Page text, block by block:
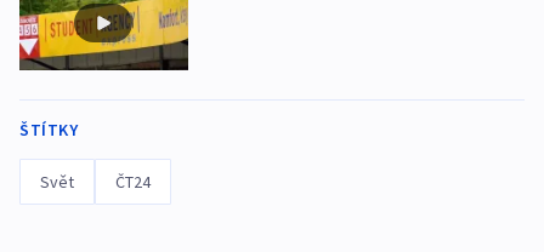
ŠTÍTKY
Svět ČT24